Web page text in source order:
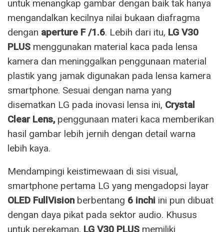
untuk menangkap gambar dengan baik tak hanya
mengandalkan kecilnya nilai bukaan diafragma
dengan aperture F /1.6. Lebih dari itu, LG V30
PLUS menggunakan material kaca pada lensa
kamera dan meninggalkan penggunaan material
plastik yang jamak digunakan pada lensa kamera
smartphone. Sesuai dengan nama yang
disematkan LG pada inovasi lensa ini, Crystal
Clear Lens, penggunaan materi kaca memberikan
hasil gambar lebih jernih dengan detail warna
lebih kaya.
Mendampingi keistimewaan di sisi visual,
smartphone pertama LG yang mengadopsi layar
OLED FullVision berbentang 6 inchi ini pun dibuat
dengan daya pikat pada sektor audio. Khusus
untuk perekaman, LG V30 PLUS memiliki